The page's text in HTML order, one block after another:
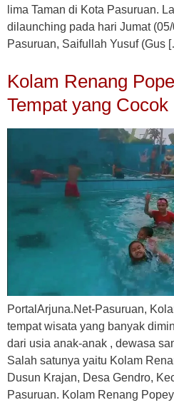
lima Taman di Kota Pasuruan.
dilaunching pada hari Jumat
Pasuruan, Saifullah Yusuf (Gus
Kolam Renang
Tempat yang
PortalArjuna.Net-Pasuruan,
tempat wisata yang banyak
dari usia anak-anak , dewasa
Salah satunya yaitu Kolam
Dusun Krajan, Desa Gendro,
Pasuruan. Kolam Renang